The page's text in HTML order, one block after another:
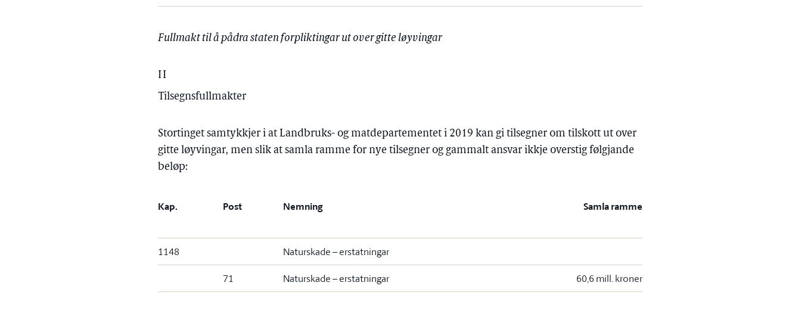
Fullmakt til å pådra staten forpliktingar ut over gitte løyvingar
II
Tilsegnsfullmakter
Stortinget samtykkjer i at Landbruks- og matdepartementet i 2019 kan gi tilsegner om tilskott ut over
gitte løyvingar, men slik at samla ramme for nye tilsegner og gammalt ansvar ikkje overstig følgjande
beløp:
Kap. Post Nemning Samla ramme
1148 Naturskade – erstatningar
71 Naturskade – erstatningar 60,6 mill. kroner